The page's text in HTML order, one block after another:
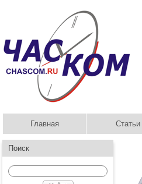
Главная Статьи
Поиск